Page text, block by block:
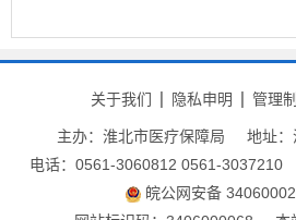
关于我们 隐私申明 管理
主办：淮北市医疗保障局
地址
电话：0561-3060812 0561-3037210
皖公网安备